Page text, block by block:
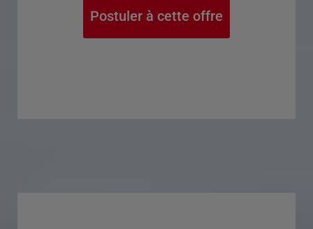
Postuler à cette offre